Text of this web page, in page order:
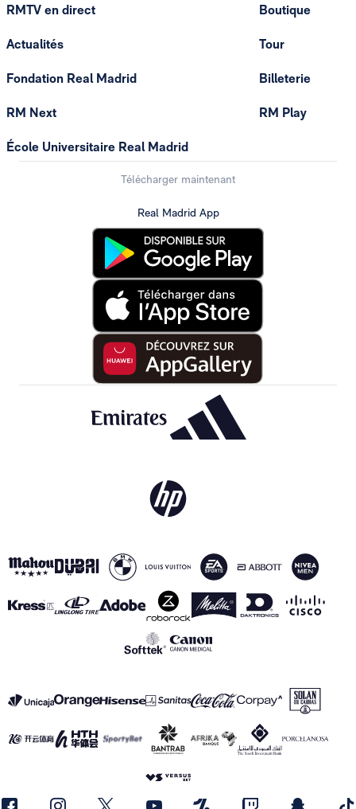
RMTV en direct
Actualités
Fondation Real Madrid
RM Next
École Universitaire Real Madrid
Boutique
Tour
Billeterie
RM Play
Télécharger maintenant
Real Madrid App